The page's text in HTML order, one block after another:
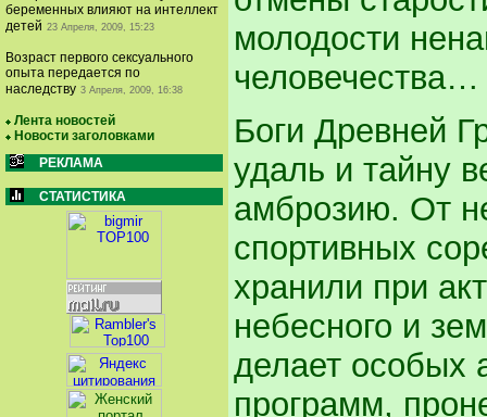
беременных влияют на интеллект
детей 23 Апреля, 2009, 15:23
Возраст первого сексуального
опыта передается по
наследству 3 Апреля, 2009, 16:38
Лента новостей
Новости заголовками
РЕКЛАМА
СТАТИСТИКА
молодости
человечества…
Боги Древней
удаль и тайну
амброзию. От
спортивных
хранили при
небесного и
делает особых
программ,